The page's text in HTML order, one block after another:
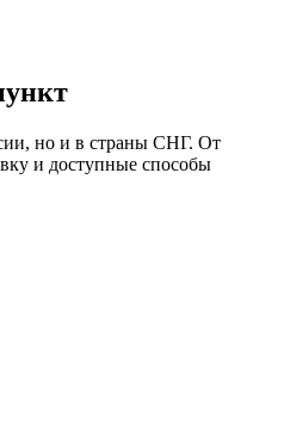
но и в страны СНГ. От
и доступные способы